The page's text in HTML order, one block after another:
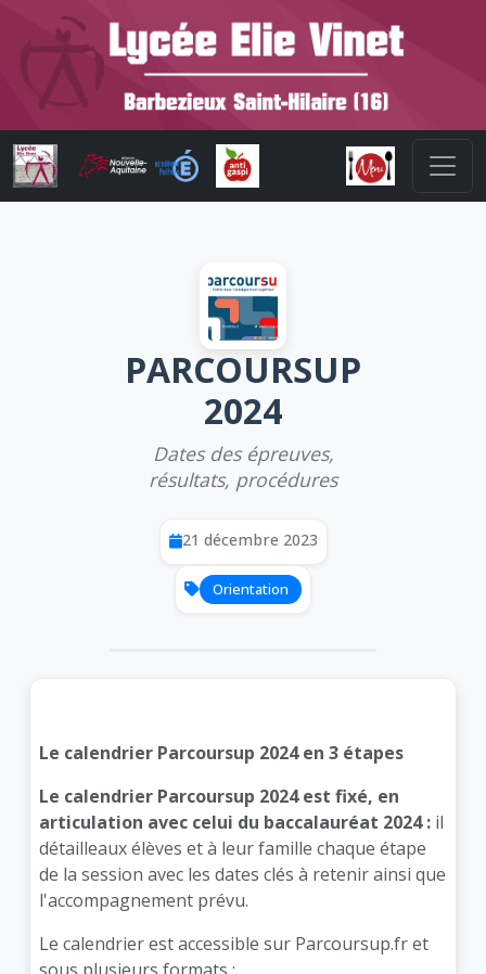
PARCOURSUP
2024
Dates des épreuves,
résultats, procédures
21 décembre 2023
Orientation
Le calendrier Parcoursup 2024 en 3 étapes
Le calendrier Parcoursup 2024 est fixé, en
articulation avec celui du baccalauréat 2024 : il
détailleaux élèves et à leur famille chaque étape
de la session avec les dates clés à retenir ainsi que
l'accompagnement prévu.
Le calendrier est accessible sur Parcoursup.fr et